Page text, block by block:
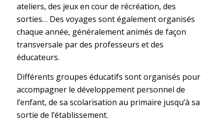
ateliers, des jeux en cour de récréation, des
sorties… Des voyages sont également organisés
chaque année, généralement animés de façon
transversale par des professeurs et des
éducateurs.
Différents groupes éducatifs sont organisés pour
accompagner le développement personnel de
l’enfant, de sa scolarisation au primaire jusqu’à sa
sortie de l’établissement.